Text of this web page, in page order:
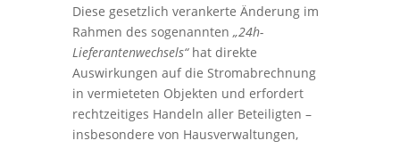
Diese gesetzlich verankerte Änderung im
Rahmen des sogenannten „24h-
Lieferantenwechsels“hat direkte
Auswirkungen auf die Stromabrechnung
in vermieteten Objekten und erfordert
rechtzeitiges Handeln aller Beteiligten –
insbesondere von Hausverwaltungen,